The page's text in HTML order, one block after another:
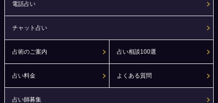
電話占い
チャット占い
占術のご案内 占い相談100選
占い料金 よくある質問
占い師募集